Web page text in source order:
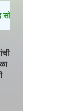
प्रश्न